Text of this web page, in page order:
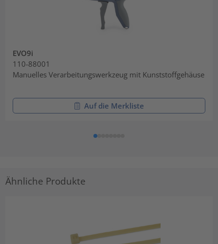
EVO9i
110-88001
Manuelles Verarbeitungswerkzeug mit Kunststoffgehäuse
Auf die Merkliste
Ähnliche Produkte